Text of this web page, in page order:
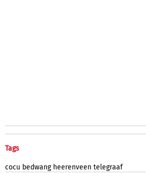
Tags
cocu bedwang heerenveen telegraaf